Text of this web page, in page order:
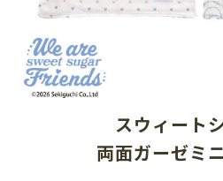
スウィート
両面ガーゼミ